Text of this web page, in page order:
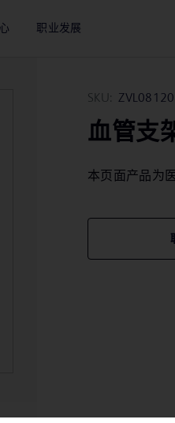
职业发展
SKU: ZVL08120
血管支
本页面产品为